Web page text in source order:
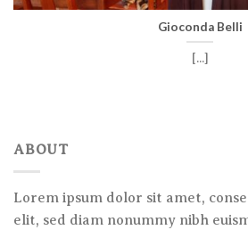
Gioconda Belli
[...]
ABOUT
Lorem ipsum dolor sit amet,
elit, sed diam nonummy nibh